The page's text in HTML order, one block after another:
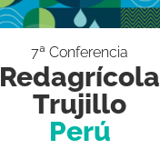
7ª Conferencia
Redagrícola
Trujillo
Perú